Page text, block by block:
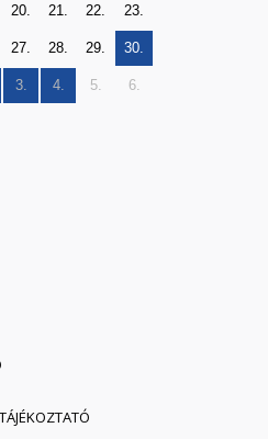
20. 21. 22. 23.
27. 28. 29. 30.
3. 4. 5. 6.